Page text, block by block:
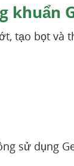
khuẩn
tạo bọt và
sử dụng